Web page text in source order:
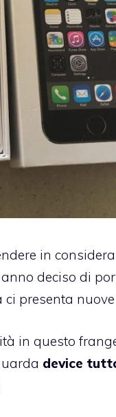
in
deciso di
ci presenta
in questo
device